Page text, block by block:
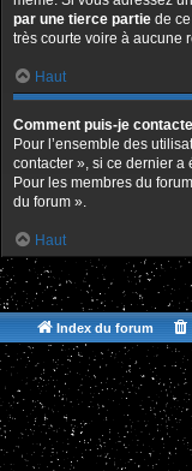
par une tierce partie de
très courte voire à aucune
Haut
Comment puis-je
Pour l’ensemble des
contacter », si ce dernier a
Pour les membres du
du forum ».
Haut
Index du forum